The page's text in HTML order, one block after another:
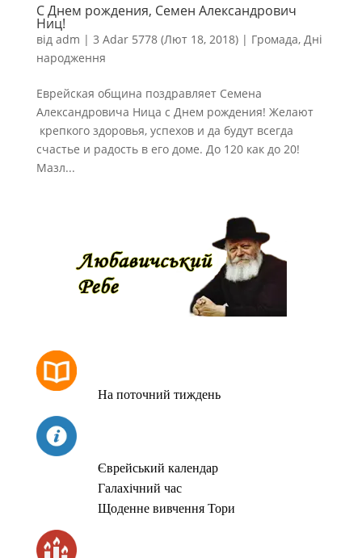
С Днем рождения, Семен Александрович
Ниц!
від adm | 3 Adar 5778 (Лют 18, 2018)| Громада, Дні
народження
Еврейская община поздравляет Семена
Александровича Ница с Днем рождения! Желают
крепкого здоровья, успехов и да будут всегда
счастье и радость в его доме. До 120 как до 20!
Мазл...
На поточний тиждень
Єврейський календар
Галахічний час
Щоденне вивчення Тори